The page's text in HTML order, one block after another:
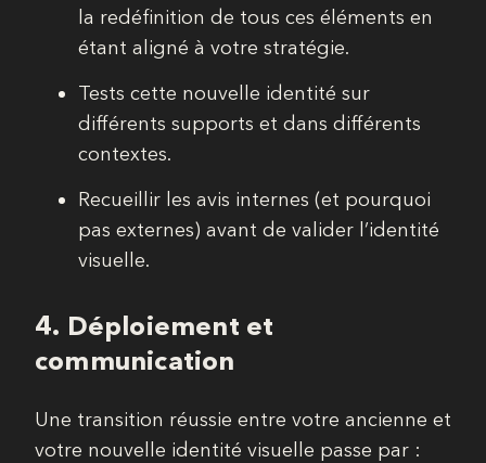
la redéfinition de tous ces éléments en
étant aligné à votre stratégie.
Tests cette nouvelle identité sur
différents supports et dans différents
contextes.
Recueillir les avis internes (et pourquoi
pas externes) avant de valider l’identité
visuelle.
4. Déploiement et
communication
Une transition réussie entre votre ancienne et
votre nouvelle identité visuelle passe par :